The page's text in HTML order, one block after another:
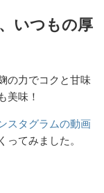
いつもの厚
の力でコクと甘味
美味！
スタグラムの動画
てみました。